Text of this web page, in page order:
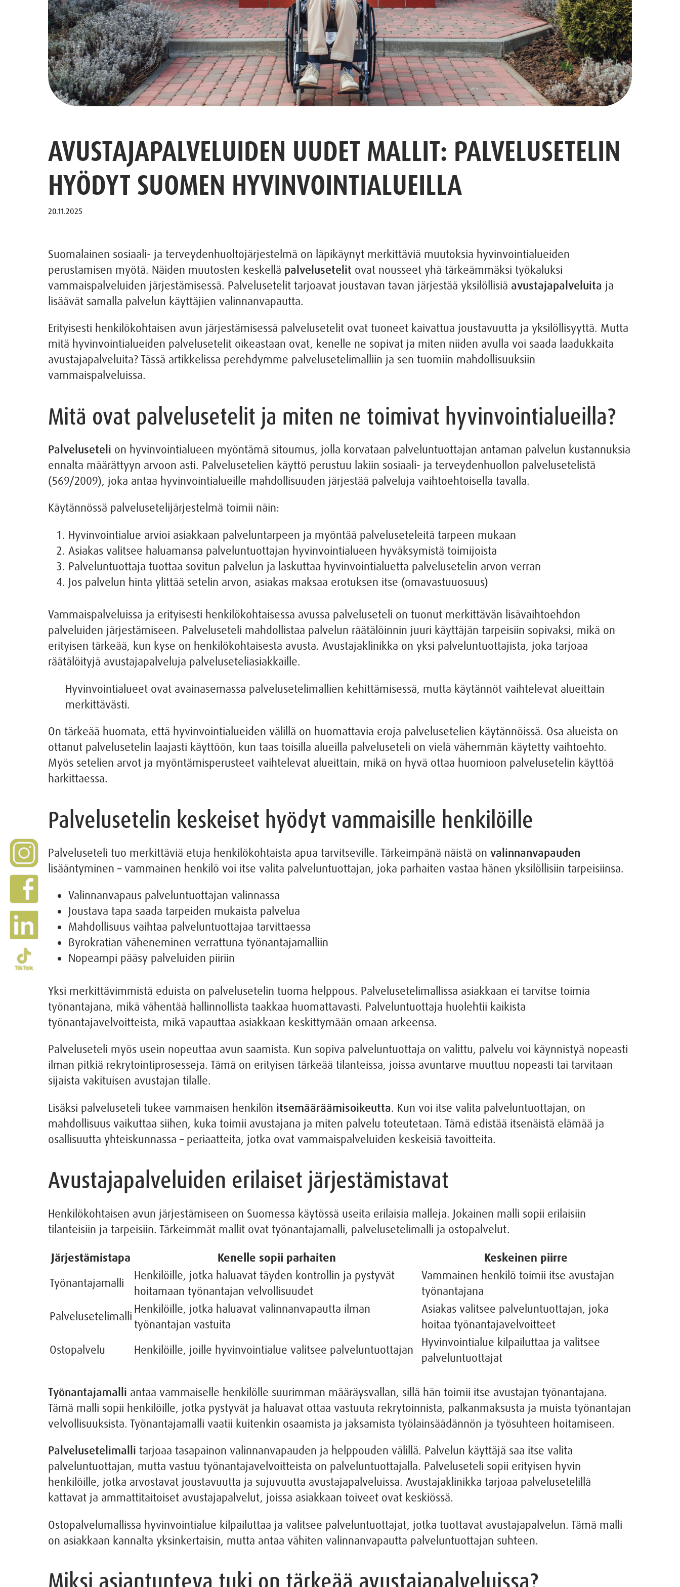
AVUSTAJAPALVELUIDEN UUDET MALLIT: PALVELUSETELIN
HYÖDYT SUOMEN HYVINVOINTIALUEILLA
Suomalainen sosiaali- ja terveydenhuoltojärjestelmä on läpikäynyt merkittäviä muutoksia hyvinvointialueiden
perustamisen myötä. Näiden muutosten keskellä palvelusetelit ovat nousseet yhä tärkeämmäksi työkaluksi
vammaispalveluiden järjestämisessä. Palvelusetelit tarjoavat joustavan tavan järjestää yksilöllisiä avustajapalveluita ja
lisäävät samalla palvelun käyttäjien valinnanvapautta.
Erityisesti henkilökohtaisen avun järjestämisessä palvelusetelit ovat tuoneet kaivattua joustavuutta ja yksilöllisyyttä. Mutta
mitä hyvinvointialueiden palvelusetelit oikeastaan ovat, kenelle ne sopivat ja miten niiden avulla voi saada laadukkaita
avustajapalveluita? Tässä artikkelissa perehdymme palvelusetelimalliin ja sen tuomiin mahdollisuuksiin
vammaispalveluissa.
Mitä ovat palvelusetelit ja miten ne toimivat hyvinvointialueilla?
Palveluseteli on hyvinvointialueen myöntämä sitoumus, jolla korvataan palveluntuottajan antaman palvelun kustannuksia
ennalta määrättyyn arvoon asti. Palvelusetelien käyttö perustuu lakiin sosiaali- ja terveydenhuollon palvelusetelistä
(569/2009), joka antaa hyvinvointialueille mahdollisuuden järjestää palveluja vaihtoehtoisella tavalla.
Käytännössä palvelusetelijärjestelmä toimii näin:
Hyvinvointialue arvioi asiakkaan palveluntarpeen ja myöntää palveluseteleitä tarpeen mukaan
Asiakas valitsee haluamansa palveluntuottajan hyvinvointialueen hyväksymistä toimijoista
Palveluntuottaja tuottaa sovitun palvelun ja laskuttaa hyvinvointialuetta palvelusetelin arvon verran
Jos palvelun hinta ylittää setelin arvon, asiakas maksaa erotuksen itse (omavastuuosuus)
Vammaispalveluissa ja erityisesti henkilökohtaisessa avussa palveluseteli on tuonut merkittävän lisävaihtoehdon
palveluiden järjestämiseen. Palveluseteli mahdollistaa palvelun räätälöinnin juuri käyttäjän tarpeisiin sopivaksi, mikä on
erityisen tärkeää, kun kyse on henkilökohtaisesta avusta. Avustajaklinikka on yksi palveluntuottajista, joka tarjoaa
räätälöityjä avustajapalveluja palveluseteliasiakkaille.
Hyvinvointialueet ovat avainasemassa palvelusetelimallien kehittämisessä, mutta käytännöt vaihtelevat alueittain
merkittävästi.
On tärkeää huomata, että hyvinvointialueiden välillä on huomattavia eroja palvelusetelien käytännöissä. Osa alueista on
ottanut palvelusetelin laajasti käyttöön, kun taas toisilla alueilla palveluseteli on vielä vähemmän käytetty vaihtoehto.
Myös setelien arvot ja myöntämisperusteet vaihtelevat alueittain, mikä on hyvä ottaa huomioon palvelusetelin käyttöä
harkittaessa.
Palvelusetelin keskeiset hyödyt vammaisille henkilöille
Palveluseteli tuo merkittäviä etuja henkilökohtaista apua tarvitseville. Tärkeimpänä näistä on valinnanvapauden
lisääntyminen – vammainen henkilö voi itse valita palveluntuottajan, joka parhaiten vastaa hänen yksilöllisiin tarpeisiinsa.
Valinnanvapaus palveluntuottajan valinnassa
Joustava tapa saada tarpeiden mukaista palvelua
Mahdollisuus vaihtaa palveluntuottajaa tarvittaessa
Byrokratian väheneminen verrattuna työnantajamalliin
Nopeampi pääsy palveluiden piiriin
Yksi merkittävimmistä eduista on palvelusetelin tuoma helppous. Palvelusetelimallissa asiakkaan ei tarvitse toimia
työnantajana, mikä vähentää hallinnollista taakkaa huomattavasti. Palveluntuottaja huolehtii kaikista
työnantajavelvoitteista, mikä vapauttaa asiakkaan keskittymään omaan arkeensa.
Palveluseteli myös usein nopeuttaa avun saamista. Kun sopiva palveluntuottaja on valittu, palvelu voi käynnistyä nopeasti
ilman pitkiä rekrytointiprosesseja. Tämä on erityisen tärkeää tilanteissa, joissa avuntarve muuttuu nopeasti tai tarvitaan
sijaista vakituisen avustajan tilalle.
Lisäksi palveluseteli tukee vammaisen henkilön itsemääräämisoikeutta. Kun voi itse valita palveluntuottajan, on
mahdollisuus vaikuttaa siihen, kuka toimii avustajana ja miten palvelu toteutetaan. Tämä edistää itsenäistä elämää ja
osallisuutta yhteiskunnassa – periaatteita, jotka ovat vammaispalveluiden keskeisiä tavoitteita.
Avustajapalveluiden erilaiset järjestämistavat
Henkilökohtaisen avun järjestämiseen on Suomessa käytössä useita erilaisia malleja. Jokainen malli sopii erilaisiin
tilanteisiin ja tarpeisiin. Tärkeimmät mallit ovat työnantajamalli, palvelusetelimalli ja ostopalvelut.
Järjestämistapa
Kenelle sopii parhaiten
Keskeinen piirre
Työnantajamalli
Henkilöille, jotka haluavat täyden kontrollin ja pystyvät
hoitamaan työnantajan velvollisuudet
Vammainen henkilö toimii itse avustajan
työnantajana
Palvelusetelimalli
Henkilöille, jotka haluavat valinnanvapautta ilman
työnantajan vastuita
Asiakas valitsee palveluntuottajan, joka
hoitaa työnantajavelvoitteet
Ostopalvelu
Henkilöille, joille hyvinvointialue valitsee palveluntuottajan
Hyvinvointialue kilpailuttaa ja valitsee
palveluntuottajat
Työnantajamalli antaa vammaiselle henkilölle suurimman määräysvallan, sillä hän toimii itse avustajan työnantajana.
Tämä malli sopii henkilöille, jotka pystyvät ja haluavat ottaa vastuuta rekrytoinnista, palkanmaksusta ja muista työnantajan
velvollisuuksista. Työnantajamalli vaatii kuitenkin osaamista ja jaksamista työlainsäädännön ja työsuhteen hoitamiseen.
Palvelusetelimalli tarjoaa tasapainon valinnanvapauden ja helppouden välillä. Palvelun käyttäjä saa itse valita
palveluntuottajan, mutta vastuu työnantajavelvoitteista on palveluntuottajalla. Palveluseteli sopii erityisen hyvin
henkilöille, jotka arvostavat joustavuutta ja sujuvuutta avustajapalveluissa. Avustajaklinikka tarjoaa palvelusetelillä
kattavat ja ammattitaitoiset avustajapalvelut, joissa asiakkaan toiveet ovat keskiössä.
Ostopalvelumallissa hyvinvointialue kilpailuttaa ja valitsee palveluntuottajat, jotka tuottavat avustajapalvelun. Tämä malli
on asiakkaan kannalta yksinkertaisin, mutta antaa vähiten valinnanvapautta palveluntuottajan suhteen.